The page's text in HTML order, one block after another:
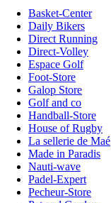
Basket-Center
Daily Bikers
Direct Running
Direct-Volley
Espace Golf
Foot-Store
Galop Store
Golf and co
Handball-Store
House of Rugby
La sellerie de Maé
Made in Paradis
Nauti-wave
Padel-Expert
Pecheur-Store